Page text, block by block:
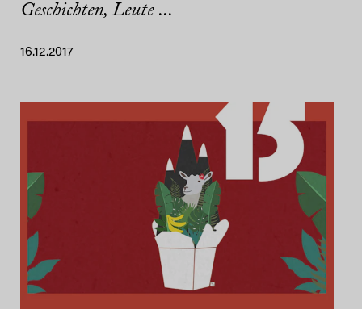
Geschichten, Leute ...
16.12.2017